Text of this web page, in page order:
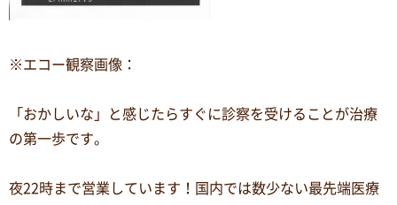
※エコー観察画像：
「おかしいな」と感じたらすぐに診察を受けることが治療
の第一歩です。
夜22時まで営業しています！国内では数少ない最先端医療